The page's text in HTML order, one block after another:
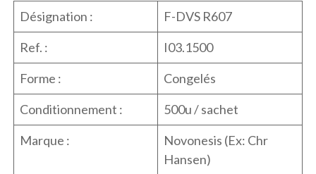
Désignation :
F-DVS R607
Ref. :
I03.1500
Forme :
Congelés
Conditionnement :
500u / sachet
Marque :
Novonesis (Ex: Chr
Hansen)